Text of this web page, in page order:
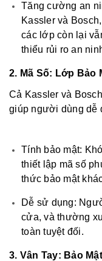
Tăng cường an
Kassler và
các lớp còn lại
thiểu rủi ro an
2. Mã Số: Lớp Bảo
Cả Kassler và
giúp người dùng dễ
Tính bảo mật:
thiết lập mã số
thức bảo mật
Dễ sử dụng:
cửa, và thường
toàn tuyệt đối.
3. Vân Tay: Bảo